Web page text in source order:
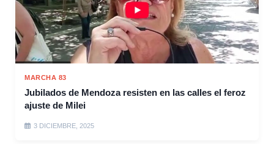
MARCHA 83
Jubilados de Mendoza resisten en las calles el feroz
ajuste de Milei
3 DICIEMBRE, 2025